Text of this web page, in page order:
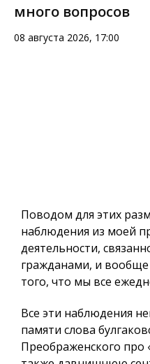
много вопросов
08 августа 2026, 17:00
Поводом для этих
наблюдения из моей
деятельности,
гражданами, и
того, что мы все
Все эти наблюдения
памяти слова
Преображенского про